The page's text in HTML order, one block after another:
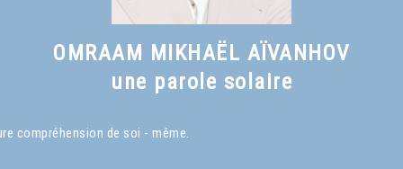
OMRAAM MIKHAËL AÏVANHOV
une parole solaire
compréhension de soi - même.